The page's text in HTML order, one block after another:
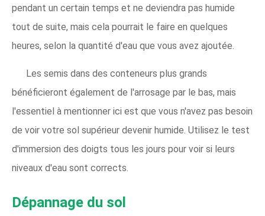
pendant un certain temps et ne deviendra pas humide
tout de suite, mais cela pourrait le faire en quelques
heures, selon la quantité d'eau que vous avez ajoutée.
Les semis dans des conteneurs plus grands
bénéficieront également de l'arrosage par le bas, mais
l'essentiel à mentionner ici est que vous n'avez pas besoin
de voir votre sol supérieur devenir humide. Utilisez le test
d'immersion des doigts tous les jours pour voir si leurs
niveaux d'eau sont corrects.
Dépannage du sol